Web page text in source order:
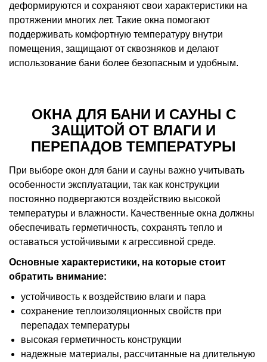
деформируются и сохраняют свои характеристики на
протяжении многих лет. Такие окна помогают
поддерживать комфортную температуру внутри
помещения, защищают от сквозняков и делают
использование бани более безопасным и удобным.
ОКНА ДЛЯ БАНИ И САУНЫ С
ЗАЩИТОЙ ОТ ВЛАГИ И
ПЕРЕПАДОВ ТЕМПЕРАТУРЫ
При выборе окон для бани и сауны важно учитывать
особенности эксплуатации, так как конструкции
постоянно подвергаются воздействию высокой
температуры и влажности. Качественные окна должны
обеспечивать герметичность, сохранять тепло и
оставаться устойчивыми к агрессивной среде.
Основные характеристики, на которые стоит
обратить внимание:
устойчивость к воздействию влаги и пара
сохранение теплоизоляционных свойств при
перепадах температуры
высокая герметичность конструкции
надежные материалы, рассчитанные на длительную